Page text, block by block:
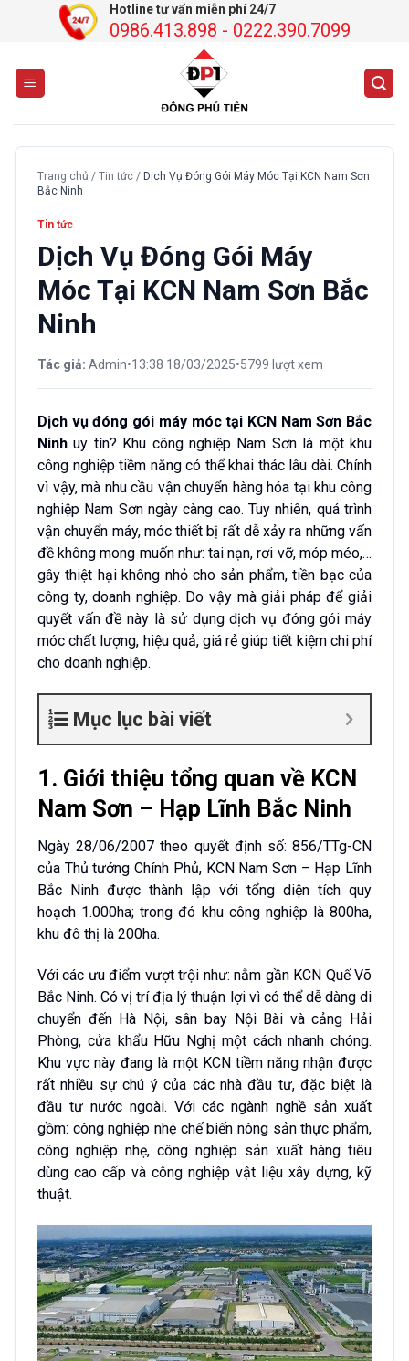
dung
Hotline tư vấn miễn phí 24/7
0986.413.898 - 0222.390.7099
Trang chủ / Tin tức / Dịch Vụ Đóng Gói Máy Móc Tại KCN Nam Sơn
Bắc Ninh
Tin tức
Dịch Vụ Đóng Gói Máy
Móc Tại KCN Nam Sơn Bắc
Ninh
Tác giả: Admin•13:38 18/03/2025•5799 lượt xem
Dịch vụ đóng gói máy móc tại KCN Nam Sơn Bắc
Ninh uy tín? Khu công nghiệp Nam Sơn là một khu
công nghiệp tiềm năng có thể khai thác lâu dài. Chính
vì vậy, mà nhu cầu vận chuyển hàng hóa tại khu công
nghiệp Nam Sơn ngày càng cao. Tuy nhiên, quá trình
vận chuyển máy, móc thiết bị rất dễ xảy ra những vấn
đề không mong muốn như: tai nạn, rơi vỡ, móp méo,…
gây thiệt hại không nhỏ cho sản phẩm, tiền bạc của
công ty, doanh nghiệp. Do vậy mà giải pháp để giải
quyết vấn đề này là sử dụng dịch vụ đóng gói máy
móc chất lượng, hiệu quả, giá rẻ giúp tiết kiệm chi phí
cho doanh nghiệp.
Mục lục bài viết
1. Giới thiệu tổng quan về KCN
Nam Sơn – Hạp Lĩnh Bắc Ninh
Ngày 28/06/2007 theo quyết định số: 856/TTg-CN
của Thủ tướng Chính Phủ, KCN Nam Sơn – Hạp Lĩnh
Bắc Ninh được thành lập với tổng diện tích quy
hoạch 1.000ha; trong đó khu công nghiệp là 800ha,
khu đô thị là 200ha.
Với các ưu điểm vượt trội như: nằm gần KCN Quế Võ
Bắc Ninh. Có vị trí địa lý thuận lợi vì có thể dễ dàng di
chuyển đến Hà Nội, sân bay Nội Bài và cảng Hải
Phòng, cửa khẩu Hữu Nghị một cách nhanh chóng.
Khu vực này đang là một KCN tiềm năng nhận được
rất nhiều sự chú ý của các nhà đầu tư, đặc biệt là
đầu tư nước ngoài. Với các ngành nghề sản xuất
gồm: công nghiệp nhẹ chế biến nông sản thực phẩm,
công nghiệp nhẹ, công nghiệp sản xuất hàng tiêu
dùng cao cấp và công nghiệp vật liệu xây dựng, kỹ
thuật.